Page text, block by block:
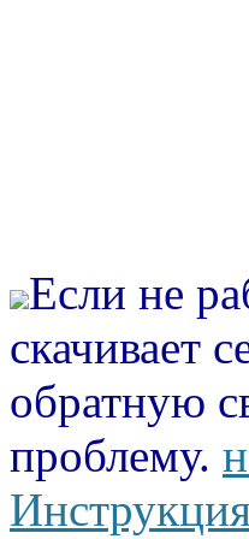
Если не
скачивает
обратную
проблему.